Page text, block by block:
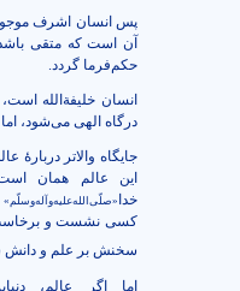
پس انسان اشرف
آن است که متقی
حکم‌فرما گردد.
انسان خلیفةالله
درگاه الهی می‌شود،
جایگاه والاتر
این عالم همان
خدا «صلّی‌الله‌علیه‌وآله‌وسلّم»
کسی نشست و برخاست و
سخنش بر علم و دانش
اما اگر عالم،